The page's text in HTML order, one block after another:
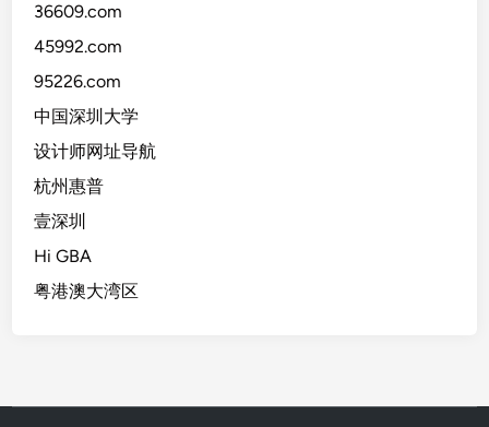
36609.com
45992.com
95226.com
中国深圳大学
设计师网址导航
杭州惠普
壹深圳
Hi GBA
粤港澳大湾区